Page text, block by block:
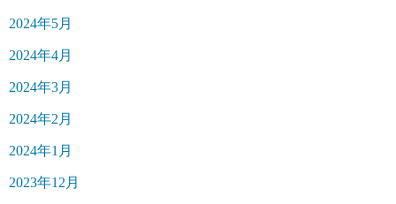
2024年5月
2024年4月
2024年3月
2024年2月
2024年1月
2023年12月